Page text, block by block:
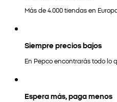
Más de 4.000 tiendas en
Siempre precios bajos
En Pepco encontrarás todo lo
Espera más, paga menos